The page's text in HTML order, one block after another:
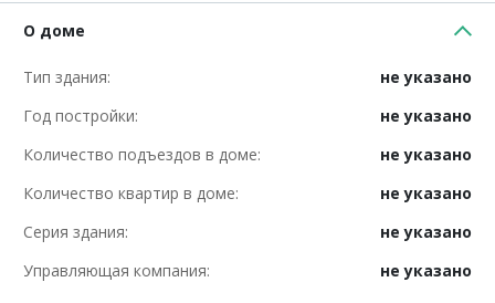
О доме
Тип здания:
не указано
Год постройки:
не указано
Количество подъездов в доме:
не указано
Количество квартир в доме:
не указано
Серия здания:
не указано
Управляющая компания:
не указано